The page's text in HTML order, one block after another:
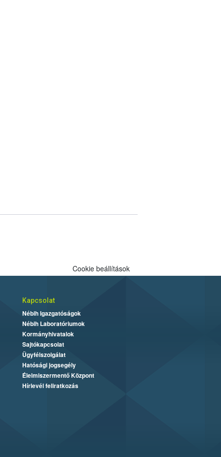
Cookie beállítások
Kapcsolat
Nébih Igazgatóságok
Nébih Laboratóriumok
Kormányhivatalok
Sajtókapcsolat
Ügyfélszolgálat
Hatósági jogsegély
Élelmiszermentő Központ
Hírlevél feliratkozás